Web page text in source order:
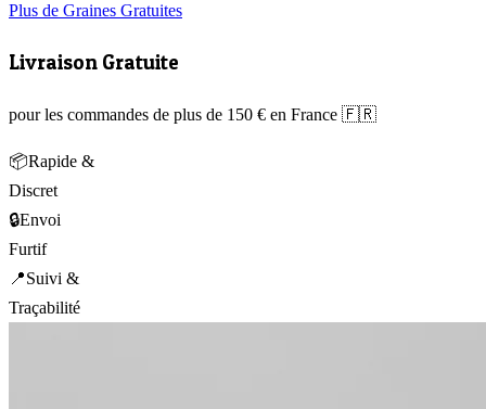
Plus de Graines Gratuites
Livraison Gratuite
pour les commandes de plus de 150 € en France 🇫🇷
📦Rapide &
Discret
🔒Envoi
Furtif
📍Suivi &
Traçabilité